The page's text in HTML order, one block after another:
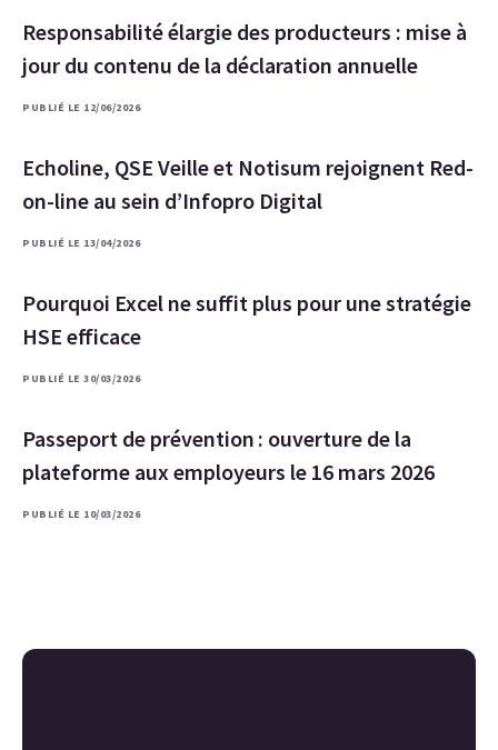
Responsabilité élargie des producteurs : mise à
jour du contenu de la déclaration annuelle
PUBLIÉ LE 12/06/2026
Echoline, QSE Veille et Notisum rejoignent Red-
on-line au sein d’Infopro Digital
PUBLIÉ LE 13/04/2026
Pourquoi Excel ne suffit plus pour une stratégie
HSE efficace
PUBLIÉ LE 30/03/2026
Passeport de prévention : ouverture de la
plateforme aux employeurs le 16 mars 2026
PUBLIÉ LE 10/03/2026